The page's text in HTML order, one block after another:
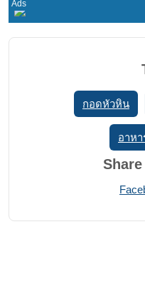
กอดหัวหิน
อาห